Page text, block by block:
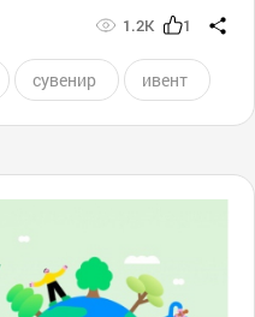
1.2K 1
сувенир ивент